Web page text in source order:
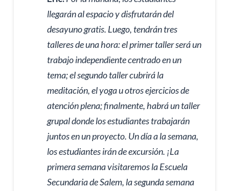
llegarán al espacio y disfrutarán del
desayuno gratis. Luego, tendrán tres
talleres de una hora: el primer taller será un
trabajo independiente centrado en un
tema; el segundo taller cubrirá la
meditación, el yoga u otros ejercicios de
atención plena; finalmente, habrá un taller
grupal donde los estudiantes trabajarán
juntos en un proyecto. Un día a la semana,
los estudiantes irán de excursión. ¡La
primera semana visitaremos la Escuela
Secundaria de Salem, la segunda semana